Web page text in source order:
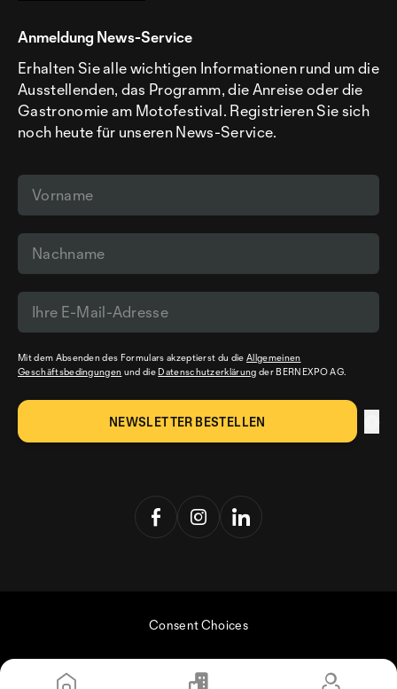
Anmeldung News-Service
Erhalten Sie alle wichtigen Informationen rund um die
Ausstellenden, das Programm, die Anreise oder die
Gastronomie am Motofestival. Registrieren Sie sich
noch heute für unseren News-Service.
Mit dem Absenden des Formulars akzeptierst du dieAllgemeinen
Geschäftsbedingungen und die Datenschutzerklärung der BERNEXPO AG.
Consent Choices